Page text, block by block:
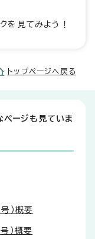
を見てみよう！
トップページへ戻る
ページも見ていま
）概要
）概要